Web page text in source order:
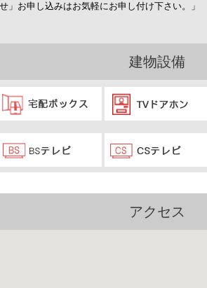
」お申し込みはお気軽にお申し付け下さい。」
建物設備
アクセス